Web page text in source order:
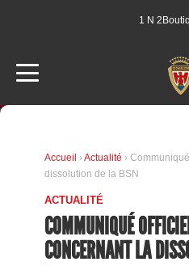
1 N 2
Accueil ›Actualité ›
dissolution de la BSN
ACTUALITÉ
COMMUNIQUÉ
CONCERNANT LA